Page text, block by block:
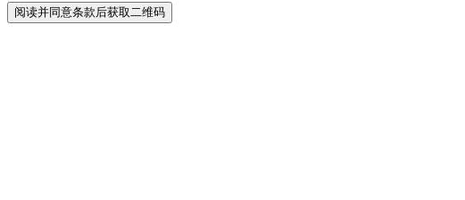
阅读并同意条款后获取二维码